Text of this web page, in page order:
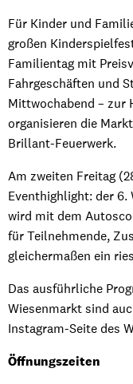
Für Kinder und
großen
Familientag mit
Fahrgeschäften und
Mittwochabend – zur
organisieren die
Brillant-Feuerwerk.
Am zweiten Freitag
Eventhighlight: der
wird mit dem
für Teilnehmende,
gleichermaßen ein
Das ausführliche
Wiesenmarkt sind
Instagram-Seite des
Öffnungszeiten